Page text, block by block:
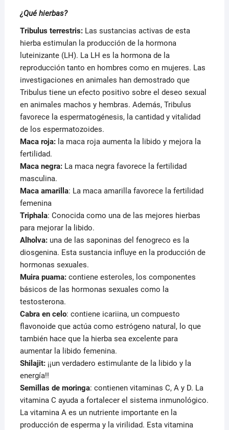
¿Qué hierbas?
Tribulus terrestris:Las sustancias activas de esta
hierba estimulan la producción de la hormona
luteinizante (LH). La LH es la hormona de la
reproducción tanto en hombres como en mujeres. Las
investigaciones en animales han demostrado que
Tribulus tiene un efecto positivo sobre el deseo sexual
en animales machos y hembras. Además, Tribulus
favorece la espermatogénesis, la cantidad y vitalidad
de los espermatozoides.
Maca roja:la maca roja aumenta la libido y mejora la
fertilidad.
Maca negra:La maca negra favorece la fertilidad
masculina.
Maca amarilla: La maca amarilla favorece la fertilidad
femenina
Triphala: Conocida como una de las mejores hierbas
para mejorar la libido.
Alholva:una de las saponinas del fenogreco es la
diosgenina. Esta sustancia influye en la producción de
hormonas sexuales.
Muira puama:contiene esteroles, los componentes
básicos de las hormonas sexuales como la
testosterona.
Cabra en celo: contiene icariina, un compuesto
flavonoide que actúa como estrógeno natural, lo que
también hace que la hierba sea excelente para
aumentar la libido femenina.
Shilajit:¡¡un verdadero estimulante de la libido y la
energía!!
Semillas de moringa: contienen vitaminas C, A y D. La
vitamina C ayuda a fortalecer el sistema inmunológico.
La vitamina A es un nutriente importante en la
producción de esperma y la virilidad. Esta vitamina